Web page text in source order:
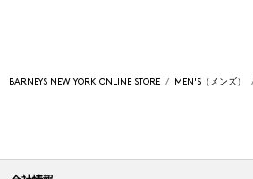
BARNEYS NEW YORK ONLINE STORE MEN'S（メンズ）